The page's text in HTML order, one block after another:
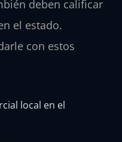
deben calificar
el estado.
con estos
local en el